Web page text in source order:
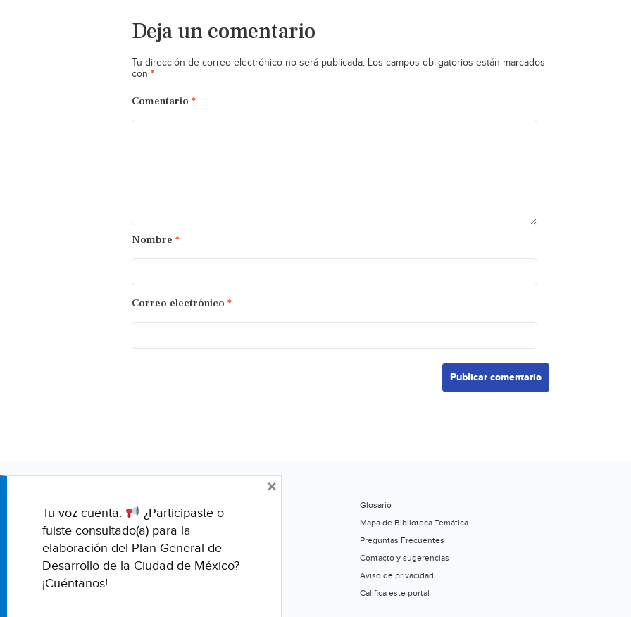
Deja un comentario
Tu dirección de correo electrónico no será publicada. Los campos obligatorios están marcados
con *
Comentario *
Nombre *
Correo electrónico *
Glosario
Mapa de Biblioteca Temática
Preguntas Frecuentes
Contacto y sugerencias
Aviso de privacidad
Califica este portal
Tu voz cuenta.
¿Participaste o
fuiste consultado(a) para la
elaboración del Plan General de
Desarrollo de la Ciudad de México?
¡Cuéntanos!
×